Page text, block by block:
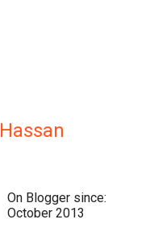
Hassan
On Blogger since:
October 2013